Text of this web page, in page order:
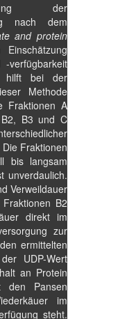
der
nach dem
and protein
verfügbarkeit
hilft bei der
Methode
Fraktionen A
B2, B3 und C
Fraktionen
bis langsam
unverdaulich.
Verweildauer
B2
direkt im
zur
ermittelten
UDP-Wert
an Protein
den Pansen
im
steht.